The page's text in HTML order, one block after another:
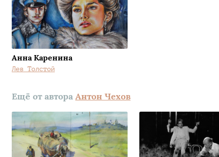
Анна Каренина
Лев Толстой
Ещё от автора Антон Чехов